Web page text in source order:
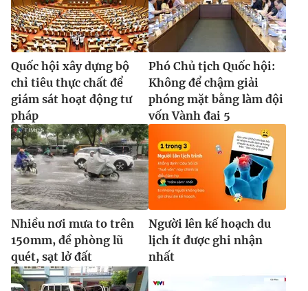
Quốc hội xây dựng bộ
chỉ tiêu thực chất để
giám sát hoạt động tư
pháp
Phó Chủ tịch Quốc hội:
Không để chậm giải
phóng mặt bằng làm đội
vốn Vành đai 5
Nhiều nơi mưa to trên
150mm, đề phòng lũ
quét, sạt lở đất
Người lên kế hoạch du
lịch ít được ghi nhận
nhất